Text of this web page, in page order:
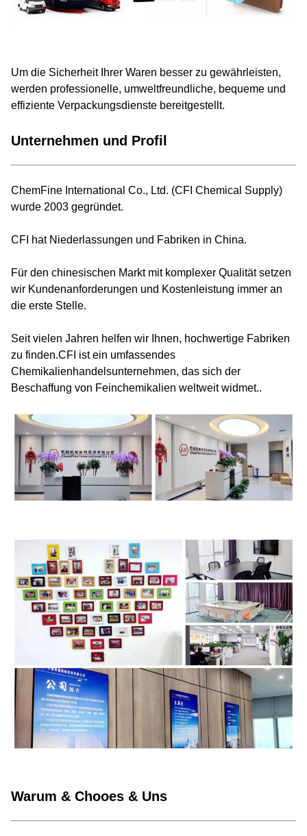
Um die Sicherheit Ihrer Waren besser zu gewährleisten,
werden professionelle, umweltfreundliche, bequeme und
effiziente Verpackungsdienste bereitgestellt.
Unternehmen und Profil
ChemFine International Co., Ltd. (CFI Chemical Supply)
wurde 2003 gegründet.
CFI hat Niederlassungen und Fabriken in China.
Für den chinesischen Markt mit komplexer Qualität setzen
wir Kundenanforderungen und Kostenleistung immer an
die erste Stelle.
Seit vielen Jahren helfen wir Ihnen, hochwertige Fabriken
zu finden.CFI ist ein umfassendes
Chemikalienhandelsunternehmen, das sich der
Beschaffung von Feinchemikalien weltweit widmet..
Warum & Chooes & Uns